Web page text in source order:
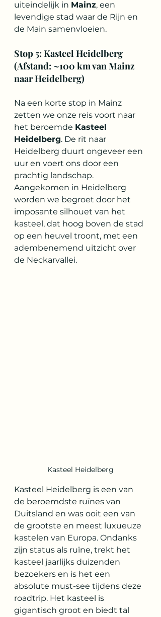
uiteindelijk in Mainz, een
levendige stad waar de Rijn en
de Main samenvloeien.
Stop 5: Kasteel Heidelberg
(Afstand: ~100 km van Mainz
naar Heidelberg)
Na een korte stop in Mainz
zetten we onze reis voort naar
het beroemde Kasteel
Heidelberg. De rit naar
Heidelberg duurt ongeveer een
uur en voert ons door een
prachtig landschap.
Aangekomen in Heidelberg
worden we begroet door het
imposante silhouet van het
kasteel, dat hoog boven de stad
op een heuvel troont, met een
adembenemend uitzicht over
de Neckarvallei.
Kasteel Heidelberg
Kasteel Heidelberg is een van
de beroemdste ruïnes van
Duitsland en was ooit een van
de grootste en meest luxueuze
kastelen van Europa. Ondanks
zijn status als ruïne, trekt het
kasteel jaarlijks duizenden
bezoekers en is het een
absolute must-see tijdens deze
roadtrip. Het kasteel is
gigantisch groot en biedt tal